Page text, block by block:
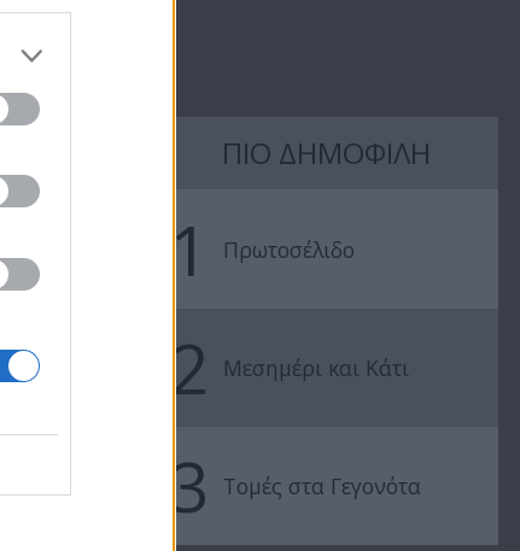
ΠΙΟ ΔΗΜΟΦΙΛΗ
1 Πρωτοσέλιδο
2 Μεσημέρι και Κάτι
3 Τομές στα Γεγονότα